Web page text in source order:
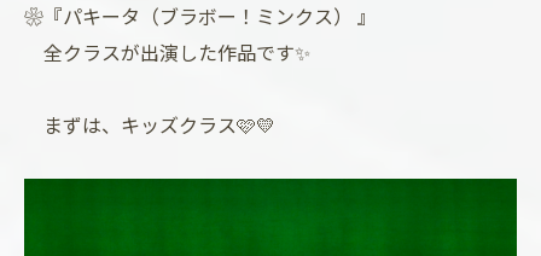
❀『パキータ（ブラボー！ミンクス） 』
全クラスが出演した作品です✨
まずは、キッズクラス🩷💛